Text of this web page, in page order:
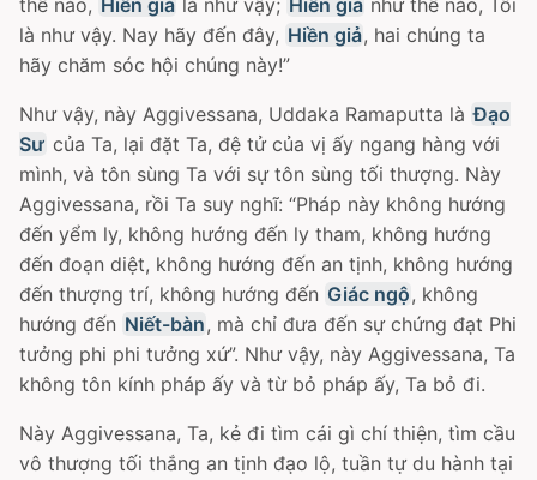
thế nào, Hiền giả là như vậy; Hiền giả như thế nào, Tôi
là như vậy. Nay hãy đến đây, Hiền giả, hai chúng ta
hãy chăm sóc hội chúng này!”
Như vậy, này Aggivessana, Uddaka Ramaputta là Ðạo
Sư của Ta, lại đặt Ta, đệ tử của vị ấy ngang hàng với
mình, và tôn sùng Ta với sự tôn sùng tối thượng. Này
Aggivessana, rồi Ta suy nghĩ: “Pháp này không hướng
đến yểm ly, không hướng đến ly tham, không hướng
đến đoạn diệt, không hướng đến an tịnh, không hướng
đến thượng trí, không hướng đến Giác ngộ, không
hướng đến Niết-bàn, mà chỉ đưa đến sự chứng đạt Phi
tưởng phi phi tưởng xứ”. Như vậy, này Aggivessana, Ta
không tôn kính pháp ấy và từ bỏ pháp ấy, Ta bỏ đi.
Này Aggivessana, Ta, kẻ đi tìm cái gì chí thiện, tìm cầu
vô thượng tối thắng an tịnh đạo lộ, tuần tự du hành tại